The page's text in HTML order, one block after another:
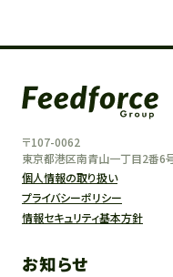
〒107-0062
東京都港区南青山一丁目2番6
個人情報の取り扱い
プライバシーポリシー
情報セキュリティ基本方針
お知らせ